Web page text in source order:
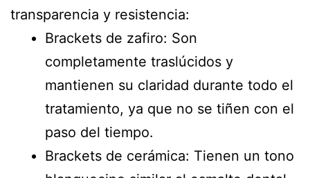
transparencia y resistencia:
Brackets de zafiro: Son
completamente traslúcidos y
mantienen su claridad durante todo el
tratamiento, ya que no se tiñen con el
paso del tiempo.
Brackets de cerámica: Tienen un tono